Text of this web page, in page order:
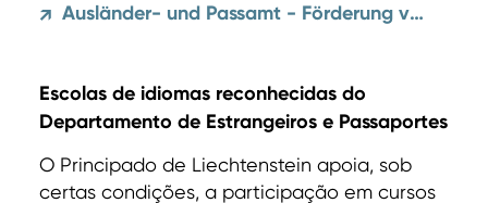
↗ Ausländer- und Passamt - Förderung von Sprachkursen
Escolas de idiomas reconhecidas do
Departamento de Estrangeiros e Passaportes
O Principado de Liechtenstein apoia, sob
certas condições, a participação em cursos